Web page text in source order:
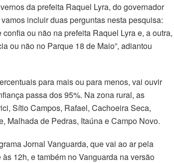
da prefeita Raquel Lyra, do governador
incluir duas perguntas nesta pesquisa:
ou não na prefeita Raquel Lyra e, a outra,
ou não no Parque 18 de Maio”, adiantou
para mais ou para menos, vai ouvir
passa dos 95%. Na zona rural, as
Sítio Campos, Rafael, Cachoeira Seca,
Malhada de Pedras, Itaúna e Campo Novo.
Jornal Vanguarda, que vai ao ar pela
12h, e também no Vanguarda na versão